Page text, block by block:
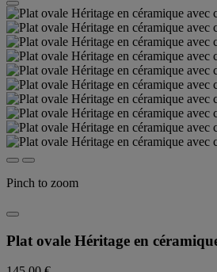
Pinch to zoom
Plat ovale Héritage en